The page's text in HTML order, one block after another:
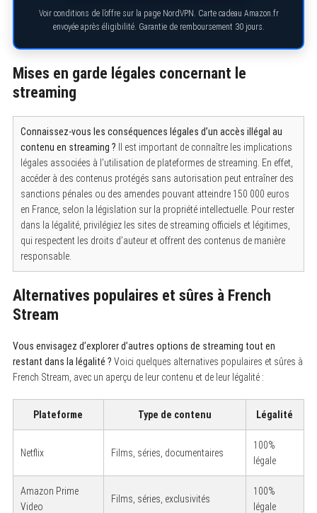
Voir conditions de l’offre sur la page NordVPN. Carte cadeau Amazon.fr
envoyée après éligibilité. Garantie de remboursement 30 jours.
Mises en garde légales concernant le
streaming
Connaissez-vous les conséquences légales d’un accès illégal au
contenu en streaming ? Il est important de connaître les implications
légales associées à l’utilisation de plateformes de streaming. En effet,
accéder à des contenus protégés sans autorisation peut entraîner des
sanctions pénales ou des amendes pouvant atteindre 150 000 euros
en France, selon la législation sur la propriété intellectuelle. Pour rester
dans la légalité, privilégiez les sites de streaming officiels et légitimes,
qui respectent les droits d’auteur et offrent des contenus de manière
responsable.
Alternatives populaires et sûres à French
Stream
Vous envisagez d’explorer d’autres options de streaming tout en
restant dans la légalité ? Voici quelques alternatives populaires et sûres à
French Stream, avec un aperçu de leur contenu et de leur légalité :
Plateforme Type de contenu Légalité
Netflix Films, séries, documentaires
100%
légale
Amazon Prime
Video
Films, séries, exclusivités
100%
légale
o
r